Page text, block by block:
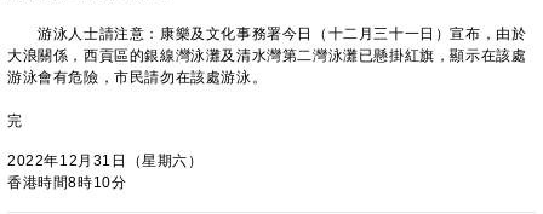
游泳人士請注意：康樂及文化事務署今日（十二月三十一日）宣布，由於
大浪關係，西貢區的銀線灣泳灘及清水灣第二灣泳灘已懸掛紅旗，顯示在該處
游泳會有危險，市民請勿在該處游泳。
完
2022年12月31日（星期六）
香港時間8時10分